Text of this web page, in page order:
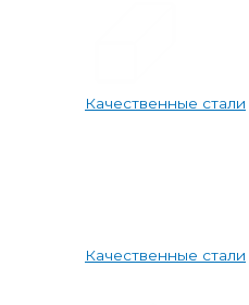
Качественные стали
Качественные стали